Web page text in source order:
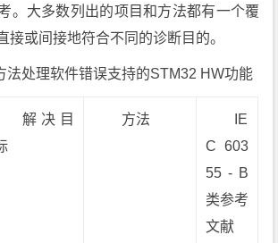
。大多数列出的项目和方法都有一个覆
接或间接地符合不同的诊断目的。
法处理软件错误支持的STM32 HW功能
解决目
方法
IE
C 603
55 - B
类参考
文献